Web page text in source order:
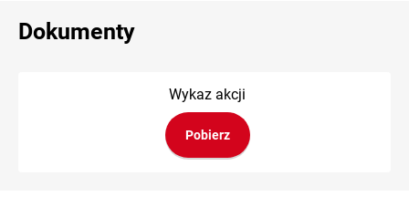
Dokumenty
Wykaz akcji
Pobierz